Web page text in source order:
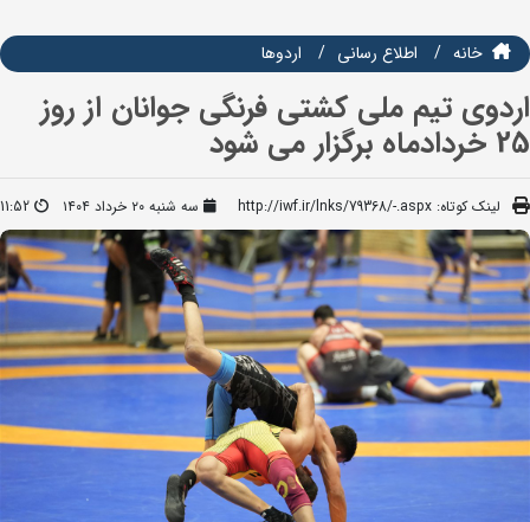
خانه اطلاع رسانی اردوها
اردوی تیم ملی کشتی فرنگی جوانان از روز
25 خردادماه برگزار می شود
لینک کوتاه: http://iwf.ir/lnks/79368/-.aspx سه شنبه ۲۰ خرداد ۱۴۰۴ 11:52